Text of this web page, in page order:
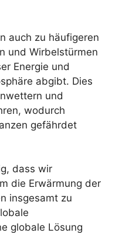
auch zu häufigeren
und Wirbelstürmen
Energie und
abgibt. Dies
und
wodurch
gefährdet
dass wir
die Erwärmung der
insgesamt zu
globale Lösung